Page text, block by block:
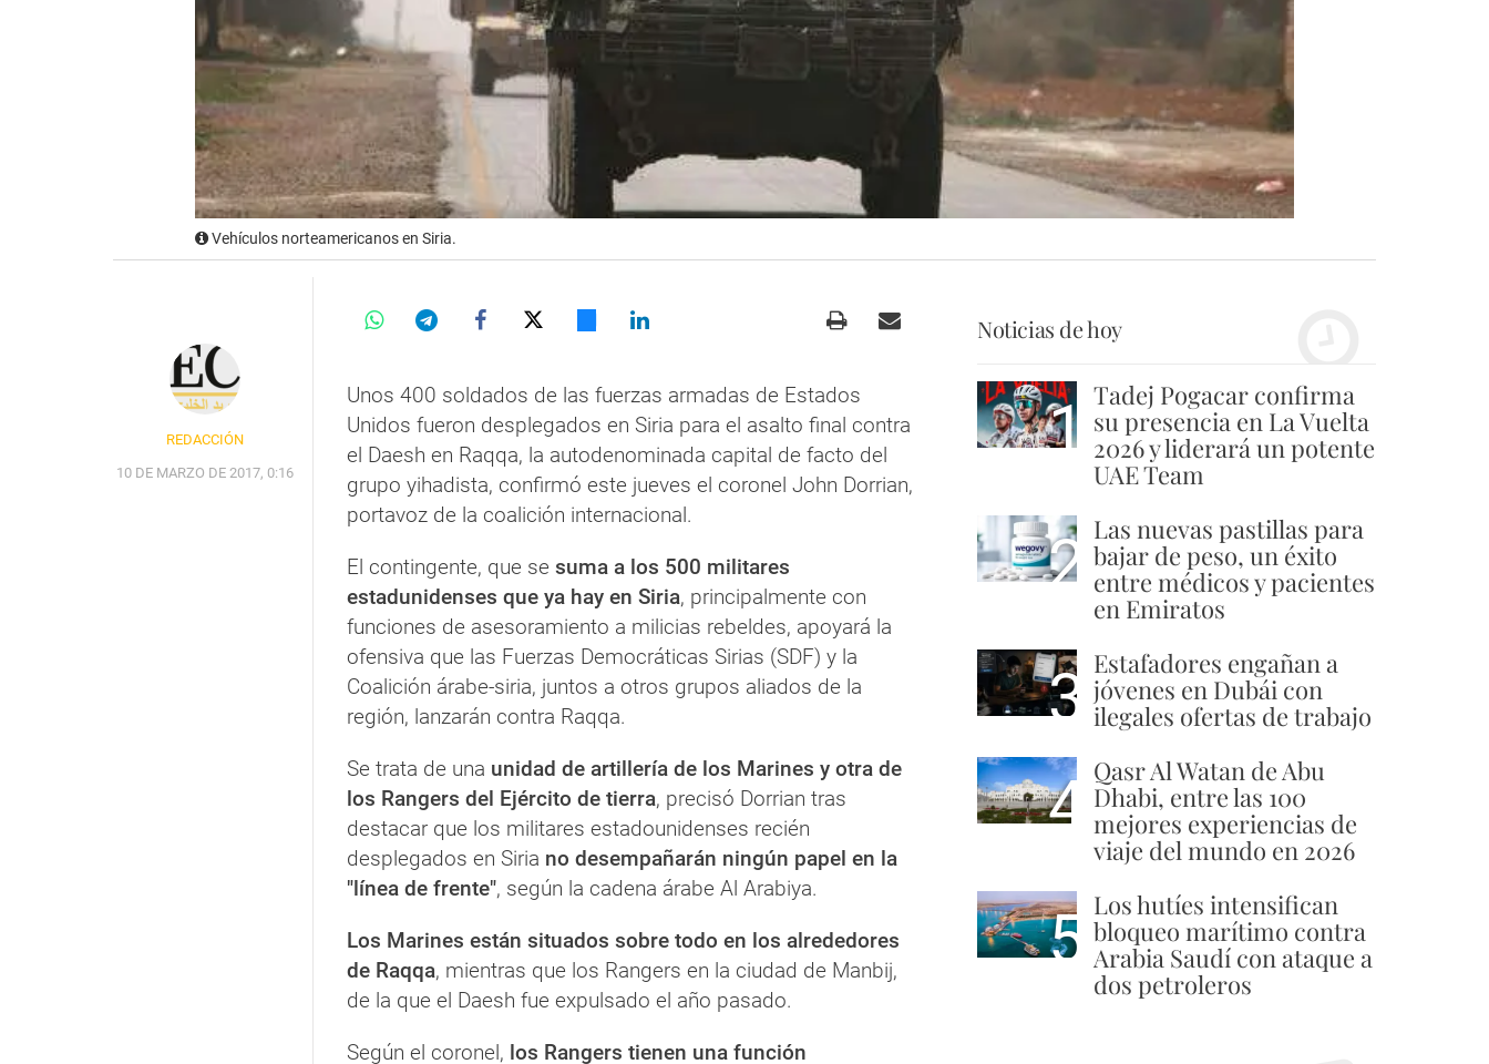
Vehículos norteamericanos en Siria.
REDACCIÓN
10 DE MARZO DE 2017, 0:16
Unos 400 soldados de las fuerzas armadas de Estados
Unidos fueron desplegados en Siria para el asalto final contra
el Daesh en Raqqa, la autodenominada capital de facto del
grupo yihadista, confirmó este jueves el coronel John Dorrian,
portavoz de la coalición internacional.
El contingente, que se suma a los 500 militares
estadunidenses que ya hay en Siria, principalmente con
funciones de asesoramiento a milicias rebeldes, apoyará la
ofensiva que las Fuerzas Democráticas Sirias (SDF) y la
Coalición árabe-siria, juntos a otros grupos aliados de la
región, lanzarán contra Raqqa.
Se trata de una unidad de artillería de los Marines y otra de
los Rangers del Ejército de tierra, precisó Dorrian tras
destacar que los militares estadounidenses recién
desplegados en Siria no desempañarán ningún papel en la
"línea de frente", según la cadena árabe Al Arabiya.
Los Marines están situados sobre todo en los alrededores
de Raqqa, mientras que los Rangers en la ciudad de Manbij,
de la que el Daesh fue expulsado el año pasado.
Según el coronel, los Rangers tienen una función
Noticias de hoy
1 Tadej Pogacar confirma
su presencia en La Vuelta
2026 y liderará un potente
UAE Team
2 Las nuevas pastillas para
bajar de peso, un éxito
entre médicos y pacientes
en Emiratos
3 Estafadores engañan a
jóvenes en Dubái con
ilegales ofertas de trabajo
4 Qasr Al Watan de Abu
Dhabi, entre las 100
mejores experiencias de
viaje del mundo en 2026
5 Los hutíes intensifican
bloqueo marítimo contra
Arabia Saudí con ataque a
dos petroleros